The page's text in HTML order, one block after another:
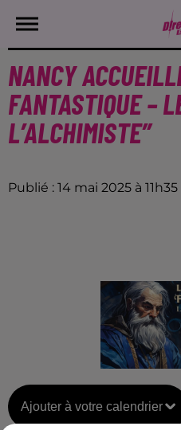
NANCY
FANTASTIQUE –
L’ALCHIMISTE”
Publié : 14 mai 2025 à 11h35
Ajouter à votre calendrier